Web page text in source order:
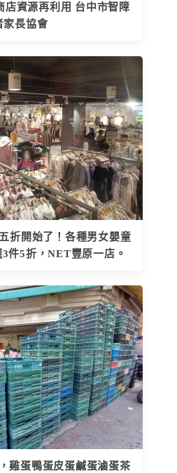
店資源再利用 台中市智障
家長協會
折開始了！各種男女嬰童
件5折，NET豐原一店。
雞蛋鴨蛋皮蛋鹹蛋滷蛋茶